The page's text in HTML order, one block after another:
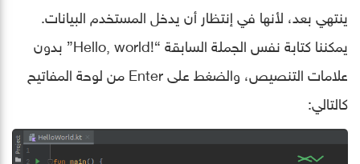
ينتهي بعد، ﻷنها في إنتظار أن يدخل المستخدم البيانات.
يمكننا كتابة نفس الجملة السابقة “!Hello, world” بدون
علامات التنصيص، والضغط على Enter من لوحة المفاتيح
كالتالي: